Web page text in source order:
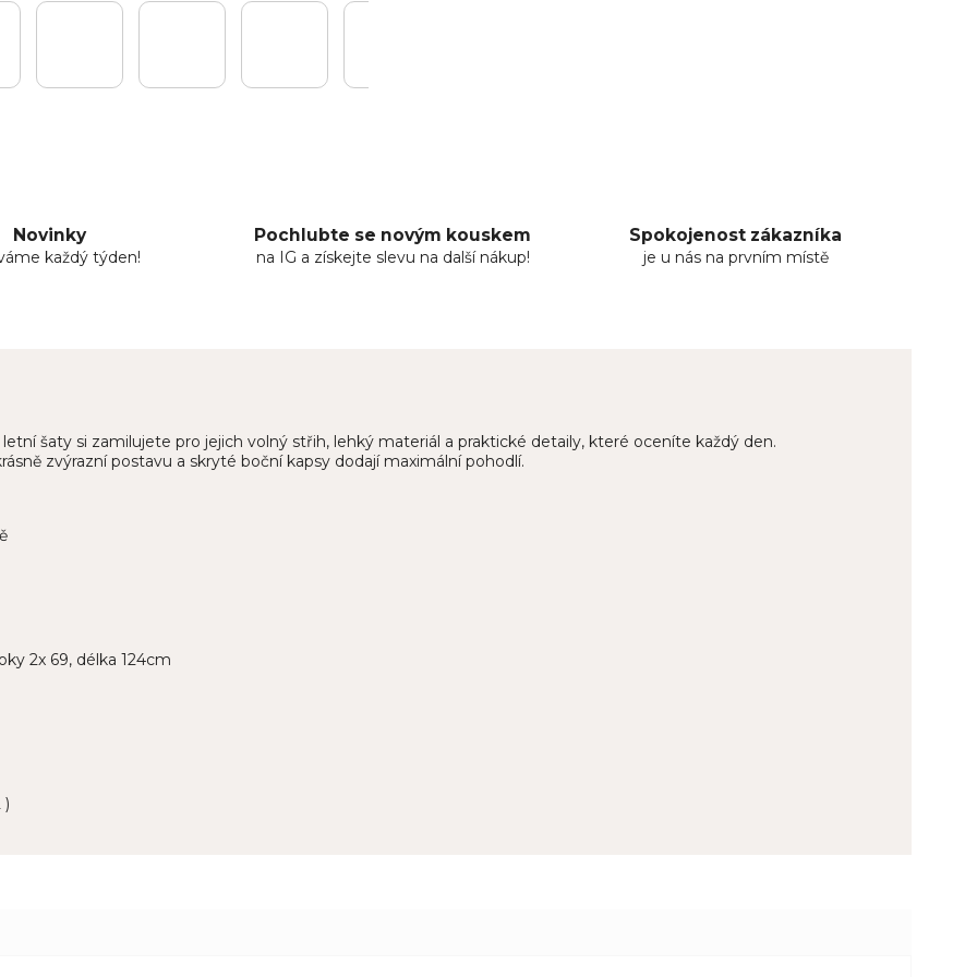
Novinky
každý týden!
Pochlubte se novým kouskem
na IG a získejte slevu na další nákup!
Spokojenost zákazníka
je u nás na prvním místě
šaty si zamilujete pro jejich volný střih, lehký materiál a praktické detaily, které oceníte každý den.
zvýrazní postavu a skryté boční kapsy dodají maximální pohodlí.
2x 69, délka 124cm
)